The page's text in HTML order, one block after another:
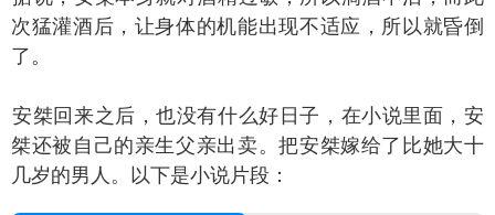
次猛灌酒后，让身体的机能出现不适应，所以就昏倒
了。
回来之后，也没有什么好日子，在小说里面，安
桀还被自己的亲生父亲出卖。把安桀嫁给了比她大十
几岁的男人。以下是小说片段：